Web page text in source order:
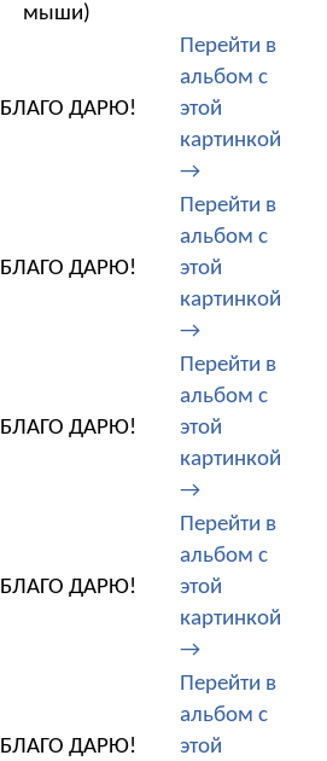
мыши)
БЛАГО ДАРЮ!
Перейти в
альбом с
этой
картинкой
→
БЛАГО ДАРЮ!
Перейти в
альбом с
этой
картинкой
→
БЛАГО ДАРЮ!
Перейти в
альбом с
этой
картинкой
→
БЛАГО ДАРЮ!
Перейти в
альбом с
этой
картинкой
→
БЛАГО ДАРЮ!
Перейти в
альбом с
этой